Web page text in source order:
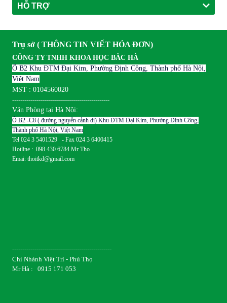
HỖ TRỢ
Trụ sở ( THÔNG TIN VIẾT HÓA ĐƠN)
CÔNG TY TNHH KHOA HỌC BẮC HÀ
Ô B2 Khu ĐTM Đại Kim, Phường Định Công, Thành phố Hà Nội,
Việt Nam
MST : 0104560020
------------------------------------------------
Văn Phòng tại Hà Nội:
Ô B2 -C8 ( đường nguyễn cảnh dị) Khu ĐTM Đại Kim, Phường Định Công,
Thành phố Hà Nội, Việt Nam
Tel 024 3 5401529 - Fax 024 3 6400415
Hotline : 098 430 6784 Mr Thọ
Emai: thoitkd@gmail.com
-------------------------------------------------
Chi Nhánh Việt Trì - Phú Thọ
Mr Hà : 0915 171 053